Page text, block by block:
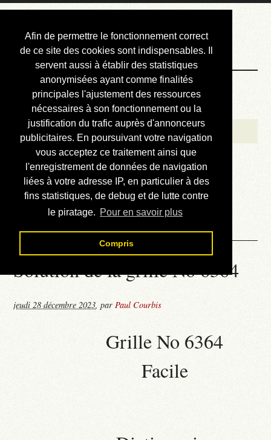
Afin de permettre le fonctionnement correct
de ce site des cookies sont indispensables. Il
servent aussi à établir des statistiques
anonymisées ayant comme finalités
principales l'ajustement des ressources
nécessaires à son fonctionnement ou la
justification du trafic auprès d'annonceurs
publicitaires. En poursuivant votre navigation
vous acceptez ce traitement ainsi que
l'enregistrement de données de navigation
liées à votre adresse IP, en particulier à des
fins statistiques, de debug et de lutte contre
le piratage. Pour en savoir plus
Compris
Courbis, « LE »
Blog Officiel
Bienvenue
Réalisations
Divers (et d’été)
Annonces
Liens externes
Téléchargement
Contact
Solution de la grille No 6364
jeudi 28 décembre 2023,parPaul Courbis
Grille No 6364
Facile